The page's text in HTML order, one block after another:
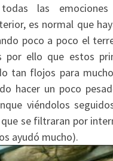
las
es normal que
poco a poco el
por ello que estos
tan flojos para
hacer un poco
viéndolos
se filtraran por
ayudó mucho).